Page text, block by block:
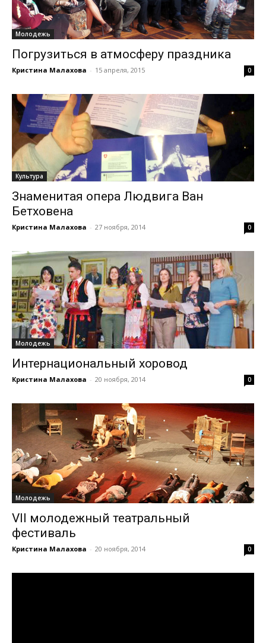
Молодежь
Погрузиться в атмосферу праздника
Кристина Малахова - 15 апреля, 2015 0
Культура
Знаменитая опера Людвига Ван
Бетховена
Кристина Малахова - 27 ноября, 2014 0
Молодежь
Интернациональный хоровод
Кристина Малахова - 20 ноября, 2014 0
Молодежь
VII молодежный театральный
фестиваль
Кристина Малахова - 20 ноября, 2014 0